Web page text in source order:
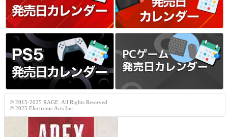
© 2015-2025 RAGE. All Rights Reserved
© 2025 Electronic Arts Inc.